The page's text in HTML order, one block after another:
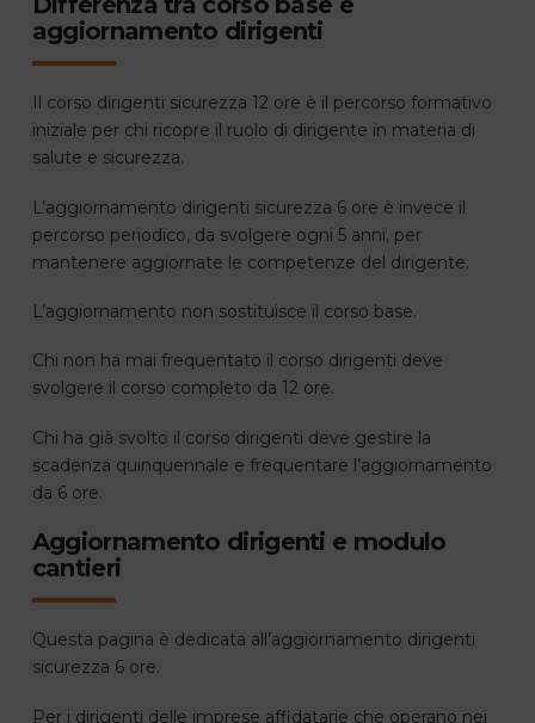
aggiornamento dirigenti
Il corso dirigenti sicurezza 12 ore è il percorso formativo
iniziale per chi ricopre il ruolo di dirigente in materia di
salute e sicurezza.
L’aggiornamento dirigenti sicurezza 6 ore è invece il
percorso periodico, da svolgere ogni 5 anni, per
mantenere aggiornate le competenze del dirigente.
L’aggiornamento non sostituisce il corso base.
Chi non ha mai frequentato il corso dirigenti deve
svolgere il corso completo da 12 ore.
Chi ha già svolto il corso dirigenti deve gestire la
scadenza quinquennale e frequentare l’aggiornamento
da 6 ore.
Aggiornamento dirigenti e modulo
cantieri
Questa pagina è dedicata all’aggiornamento dirigenti
sicurezza 6 ore.
Per i dirigenti delle imprese affidatarie che operano nei